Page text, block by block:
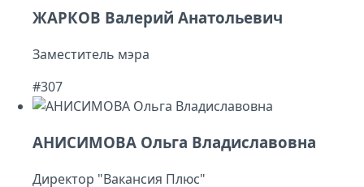
ЖАРКОВ Валерий Анатольевич
Заместитель мэра
#307
АНИСИМОВА Ольга Владиславовна
Директор "Вакансия Плюс"